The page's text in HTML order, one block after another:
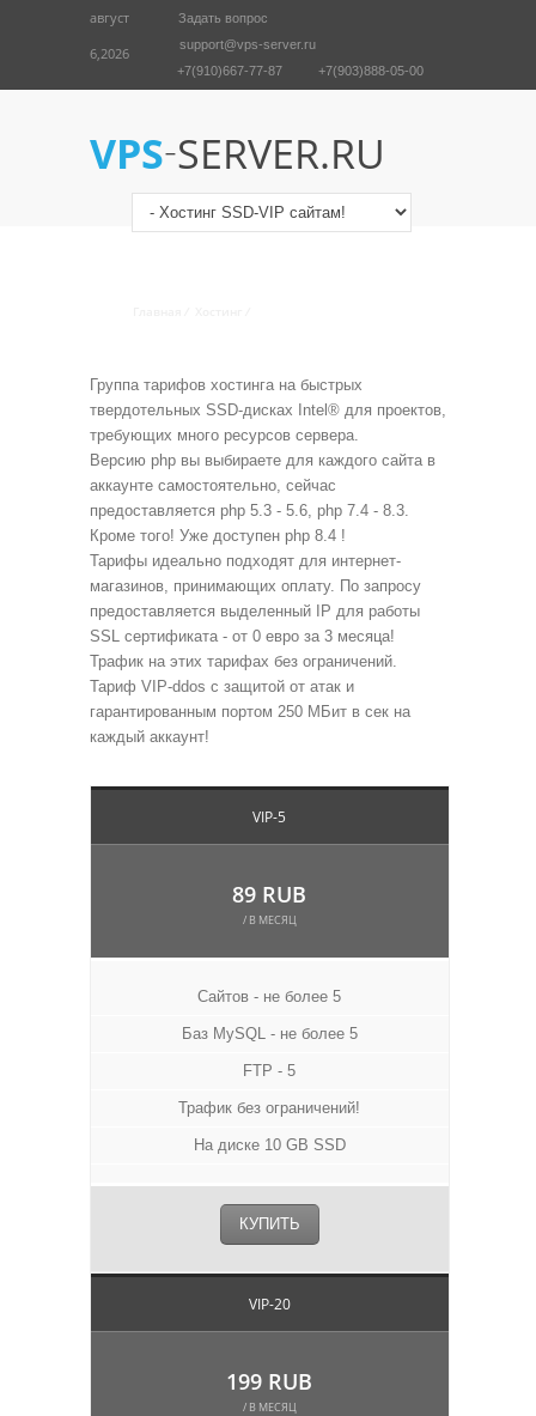
август
6,2026
Задать вопрос
support@vps-server.ru
+7(910)667-77-87
+7(903)888-05-00
VPS-SERVER.RU
Группа тарифов хостинга на быстрых
твердотельных SSD-дисках Intel® для проектов,
требующих много ресурсов сервера.
Версию php вы выбираете для каждого сайта в
аккаунте самостоятельно, сейчас
предоставляется php 5.3 - 5.6, php 7.4 - 8.3.
Кроме того! Уже доступен php 8.4 !
Тарифы идеально подходят для интернет-
магазинов, принимающих оплату. По запросу
предоставляется выделенный IP для работы
SSL сертификата - от 0 евро за 3 месяца!
Трафик на этих тарифах без ограничений.
Тариф VIP-ddos с защитой от атак и
гарантированным портом 250 МБит в сек на
каждый аккаунт!
VIP-5
89 RUB
/ В МЕСЯЦ
Сайтов - не более 5
Баз MySQL - не более 5
FTP - 5
Трафик без ограничений!
На диске 10 GB SSD
КУПИТЬ
VIP-20
199 RUB
/ В МЕСЯЦ